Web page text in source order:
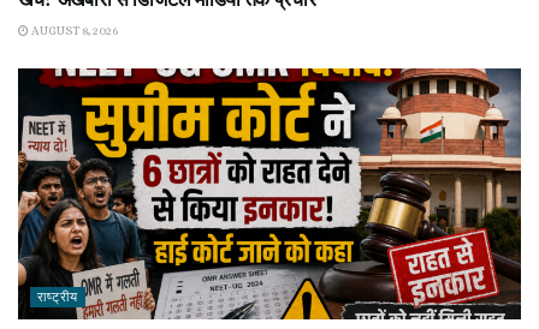
AUGUST 8, 2026
राष्ट्रीय